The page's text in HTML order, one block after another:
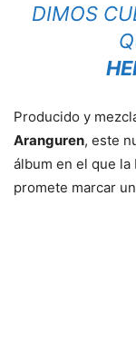
DIMOS
Producido y
Aranguren, este
álbum en el que la
promete marcar